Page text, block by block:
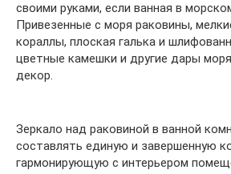
своими руками, если ванная в
Привезенные с моря раковины,
кораллы, плоская галька и
цветные камешки и другие дары
декор.
Зеркало над раковиной в ванной
составлять единую и завершенную
гармонирующую с интерьером